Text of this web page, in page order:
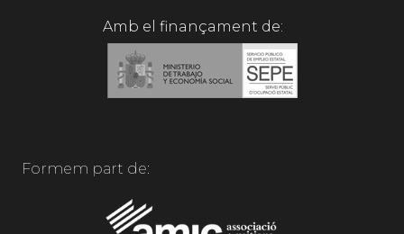
Amb el finançament de:
Formem part de: